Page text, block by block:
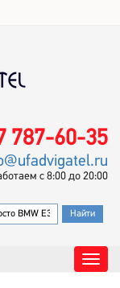
787-60-35
с 8:00 до 20:00